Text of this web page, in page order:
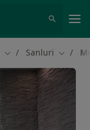
Cambia città
Sanluri